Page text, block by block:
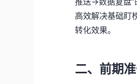
高效解决基础盯
转化效果。
二、前期